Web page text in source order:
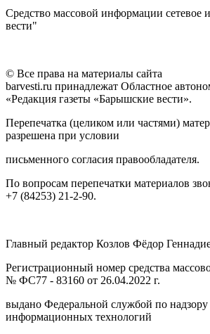
Средство массовой информации сетевое
вести"
© Все права на материалы сайта
barvesti.ru принадлежат Областное
«Редакция газеты «Барышские вести».
Перепечатка (целиком или частями)
разрешена при условии
письменного согласия правообладателя.
По вопросам перепечатки материалов
+7 (84253) 21-2-90.
Главный редактор Козлов Фёдор
Регистрационный номер средства
№ ФС77 - 83160 от 26.04.2022 г.
выдано Федеральной службой по надзору
информационных технологий